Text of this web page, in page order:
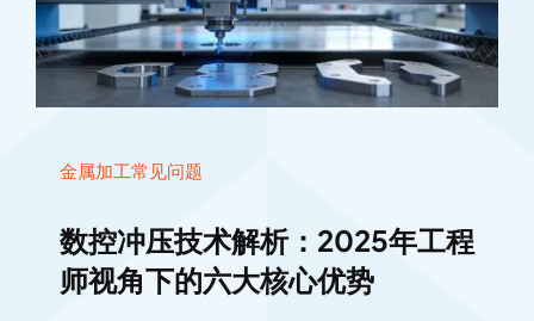
金属加工常见问题
数控冲压技术解析：2025年工程
师视角下的六大核心优势